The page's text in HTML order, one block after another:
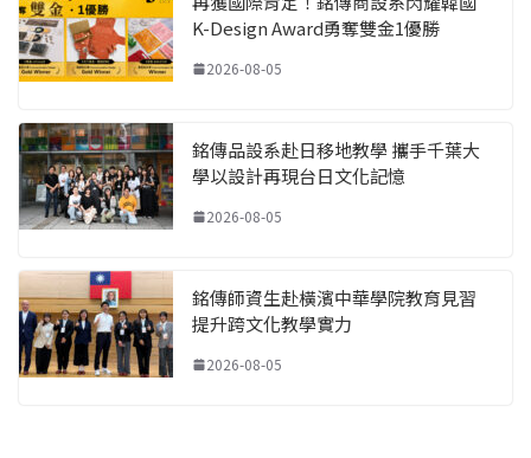
K-Design Award勇奪雙金1優勝
2026-08-05
銘傳品設系赴日移地教學 攜手千葉大
學以設計再現台日文化記憶
2026-08-05
銘傳師資生赴橫濱中華學院教育見習
提升跨文化教學實力
2026-08-05